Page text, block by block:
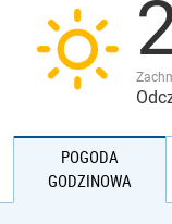
POGODA
GODZINOWA